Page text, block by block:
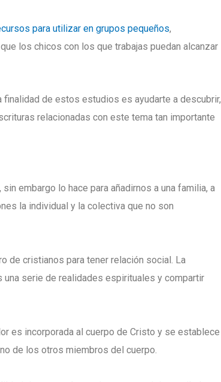
para utilizar en grupos pequeños,
los chicos con los que trabajas puedan alcanzar
finalidad de estos estudios es ayudarte a descubrir,
relacionadas con este tema tan importante
embargo lo hace para añadirnos a una familia, a
la individual y la colectiva que no son
de cristianos para tener relación social. La
una serie de realidades espirituales y compartir
es incorporada al cuerpo de Cristo y se establece
de los otros miembros del cuerpo.